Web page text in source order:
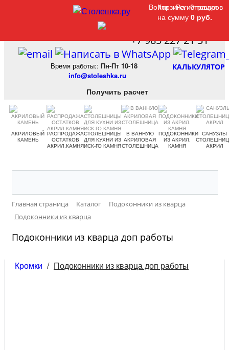
+7 985 227 21 31
КАЛЬКУЛЯТОР
Время работы:: Пн-Пт 10-18
info@stoleshka.ru
Получить расчет
Войти Регистрация
Корзина 0 товаров
на сумму 0 руб.
АКРИЛОВЫЙ
КАМЕНЬ
РАСПРОДАЖА
ОСТАТКОВ
АКРИЛ.КАМНЯ
СТОЛЕШНИЦЫ
ДЛЯ КУХНИ ИЗ
ИСК-ГО КАМНЯ
В ВАННУЮ
АКРИЛОВАЯ
СТОЛЕШНИЦА
ПОДОКОННИКИ
ИЗ АКРИЛ.
КАМНЯ
САНУЗЛЫ
АКРИЛ
Главная страница Каталог
Подоконники из кварца
Подоконники из кварца
Подоконники из кварца доп работы
Кромки / Подоконники из кварца доп работы
Войти Регистрация
Корзина 0 товаров
на сумму 0 руб.